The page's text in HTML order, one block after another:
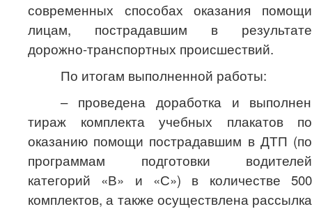
современных способах оказания помощи
лицам, пострадавшим в результате
дорожно-транспортных происшествий.
По итогам выполненной работы:
– проведена доработка и выполнен
тираж комплекта учебных плакатов по
оказанию помощи пострадавшим в ДТП (по
программам подготовки водителей
категорий «В» и «С») в количестве 500
комплектов, а также осуществлена рассылка